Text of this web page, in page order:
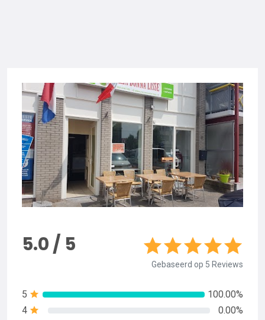
5.0 / 5
Gebaseerd op 5 Reviews
5
100.00%
4
0.00%